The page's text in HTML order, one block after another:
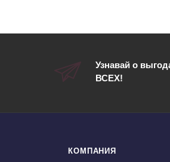
Узнавай о
ВСЕХ!
КОМПАНИЯ